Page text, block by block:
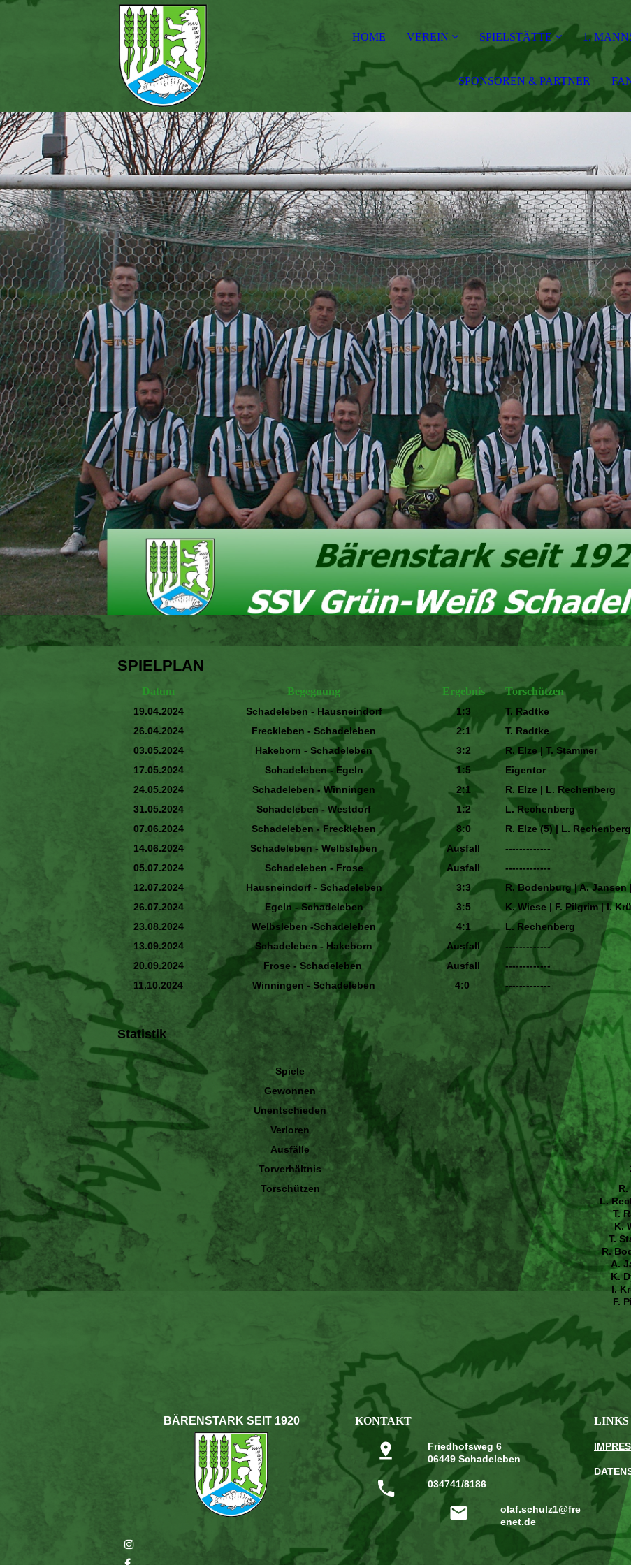
HOME VEREIN SPIELSTÄTTE 1.
SPONSOREN & PARTNER
SPIELPLAN
Datum Begegnung Ergebnis Torschützen
19.04.2024 Schadeleben - Hausneindorf 1:3
T. Radtke
26.04.2024
Freckleben - Schadeleben 2:1
T. Radtke
03.05.2024
Hakeborn - Schadeleben 3:2
R. Elze | T. Stammer
17.05.2024
Schadeleben - Egeln 1:5
Eigentor
24.05.2024
Schadeleben - Winningen 2:1
R. Elze | L. Rechenberg
31.05.2024
Schadeleben - Westdorf 1:2
L. Rechenberg
07.06.2024
Schadeleben - Freckleben 8:0
R. Elze (5) | L.
14.06.2024
Schadeleben - Welbsleben Ausfall
-------------
05.07.2024
Schadeleben - Frose Ausfall
-------------
12.07.2024
Hausneindorf - Schadeleben 3:3
R. Bodenburg | A. Jansen
26.07.2024
Egeln - Schadeleben 3:5
K. Wiese | F. Pilgrim | I.
23.08.2024
Welbsleben -Schadeleben 4:1
L. Rechenberg
13.09.2024
Schadeleben - Hakeborn Ausfall
-------------
20.09.2024
Frose - Schadeleben Ausfall
-------------
11.10.2024
Winningen - Schadeleben 4:0 -------------
Statistik
Spiele
Gewonnen
Unentschieden
Verloren
Ausfälle
Torverhältnis
Torschützen
R.
L.
T.
K.
T.
R.
A.
K.
I.
F.
BÄRENSTARK SEIT 1920 KONTAKT
Friedhofsweg 6
06449 Schadeleben
034741/8186
olaf.schulz1@fre
enet.de
LINKS